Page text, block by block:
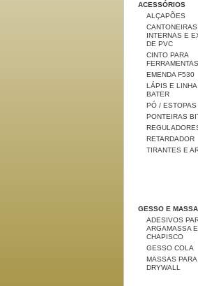
ACESSÓRIOS
ALÇAPÕES
CANTONEIRAS
INTERNAS E
DE PVC
CINTO PARA
FERRAMENTAS
EMENDA F530
LÁPIS E LINHA
BATER
PÓ / ESTOPAS
PONTEIRAS
RETARDADOR
TIRANTES E
GESSO E
ADESIVOS
ARGAMASSA E
CHAPISCO
GESSO COLA
MASSAS PARA
DRYWALL